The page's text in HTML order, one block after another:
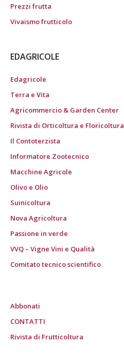
Prezzi frutta
Vivaismo frutticolo
EDAGRICOLE
Edagricole
Terra e Vita
Agricommercio & Garden Center
Rivista di Orticoltura e Floricoltura
Il Contoterzista
Informatore Zootecnico
Macchine Agricole
Olivo e Olio
Suinicoltura
Nova Agricoltura
Passione in verde
VVQ – Vigne Vini e Qualità
Comitato tecnico scientifico
Abbonati
CONTATTI
Rivista di Frutticoltura